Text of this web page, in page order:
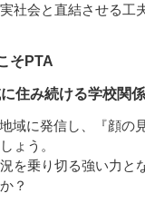
社会と直結させる工
そPTA
校関係者
域に発信し、『顔の
ょう。
を乗り切る強い力と
？